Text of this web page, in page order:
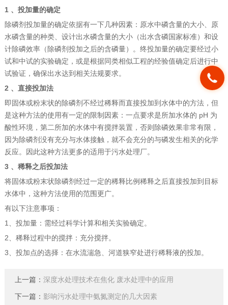
1 、投加量的确定
除磷剂投加量的确定依据有一下几种因素：原水中磷含量的大小、原
水磷含量的种类、设计出水磷含量的大小（出水含磷国家标准）和设
计除磷效率（除磷剂投加之后的含磷量）。终投加量的确定要经过小
试和中试的实验确定，或是根据同类相似工程的经验值确定后进行中
试验证，确保出水达到相关法规要求。
2 、直接投加法
即固体或粉末状的除磷剂不经过稀释而直接投加到水体中的方法，但
是这种方法的使用有一定的限制因素：一点要求是所加水体的 pH 为
酸性环境，第二所加的水体中有搅拌装置，否则除磷效果非常有限，
因为除磷剂没有充分与水体接触，就不会充分的与磷发生相关的化学
反应。因此这种方法更多的适用于污水处理厂。
3 、稀释之后投加法
将固体或粉末状除磷剂经过一定的稀释比例稀释之后直接投加到目标
水体中，这种方法使用的范围更广。
有以下注意事项：
1、投加量：需经过科学计算和相关实验确定。
2、稀释过程中的搅拌：充分搅拌。
3、投加点的选择：在水流湍急、河道狭窄处进行稀释液的投加。
上一篇： 深度水处理技术在焦化 废水处理中的应用
下一篇： 影响污水处理中氨氮测定的几大因素